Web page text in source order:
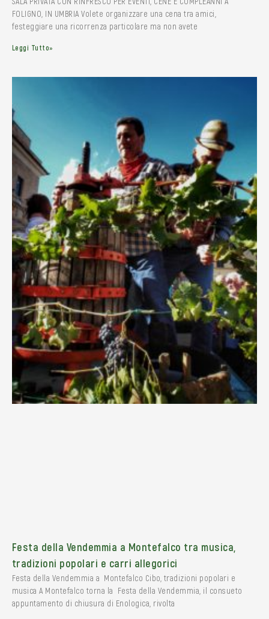
FOLIGNO, IN UMBRIA Volete organizzare una cena tra amici,
festeggiare una ricorrenza particolare ma non avete
Leggi Tutto»
Festa della Vendemmia a Montefalco tra musica,
tradizioni popolari e carri allegorici
Festa della Vendemmia a Montefalco Cibo, tradizioni popolari e
musica A Montefalco torna la Festa della Vendemmia, il consueto
appuntamento di chiusura di Enologica, rivolta